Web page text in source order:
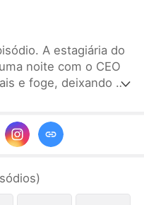
A estagiária do
noite com o CEO
e foge, deixando o
começa a
vão caindo por
seus
)